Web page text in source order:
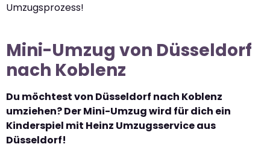
Umzugsprozess!
Mini-Umzug von Düsseldorf
nach Koblenz
Du möchtest von Düsseldorf nach Koblenz
umziehen? Der Mini-Umzug wird für dich ein
Kinderspiel mit Heinz Umzugsservice aus
Düsseldorf!